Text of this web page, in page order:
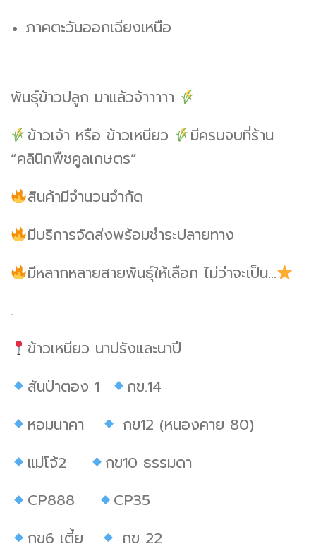
ภาคตะวันออกเฉียงเหนือ
พันธุ์ข้าวปลูก มาแล้วจ้าาาาา
ข้าวเจ้า หรือ ข้าวเหนียว
มีครบจบที่ร้าน
“คลินิกพืชคูลเกษตร”
สินค้ามีจำนวนจำกัด
มีบริการจัดส่งพร้อมชำระปลายทาง
มีหลากหลายสายพันธุ์ให้เลือก ไม่ว่าจะเป็น…
.
ข้าวเหนียว นาปรังและนาปี
สันป่าตอง 1
กข.14
หอมนาคา
กข12 (หนองคาย 80)
แม่โจ้2
กข10 ธรรมดา
CP888
CP35
กข6 เตี้ย
กข 22